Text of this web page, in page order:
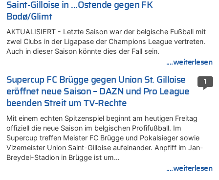
Saint-Gilloise in …Ostende gegen FK
Bodø/Glimt
AKTUALISIERT - Letzte Saison war der belgische Fußball mit
zwei Clubs in der Ligapase der Champions League vertreten.
Auch in dieser Saison könnte dies der Fall sein.
....weiterlesen
1
Supercup FC Brügge gegen Union St. Gilloise
eröffnet neue Saison – DAZN und Pro League
beenden Streit um TV-Rechte
Mit einem echten Spitzenspiel beginnt am heutigen Freitag
offiziell die neue Saison im belgischen Profifußball. Im
Supercup treffen Meister FC Brügge und Pokalsieger sowie
Vizemeister Union Saint-Gilloise aufeinander. Anpfiff im Jan-
Breydel-Stadion in Brügge ist um…
....weiterlesen